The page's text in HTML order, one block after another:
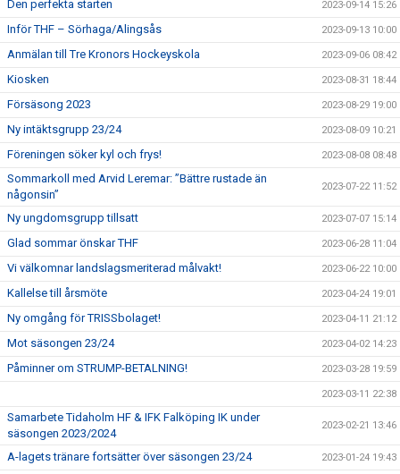
Den perfekta starten 2023-09-14 15:26
Inför THF – Sörhaga/Alingsås 2023-09-13 10:00
Anmälan till Tre Kronors Hockeyskola 2023-09-06 08:42
Kiosken 2023-08-31 18:44
Försäsong 2023 2023-08-29 19:00
Ny intäktsgrupp 23/24 2023-08-09 10:21
Föreningen söker kyl och frys! 2023-08-08 08:48
Sommarkoll med Arvid Leremar: ”Bättre rustade än
någonsin”
2023-07-22 11:52
Ny ungdomsgrupp tillsatt 2023-07-07 15:14
Glad sommar önskar THF 2023-06-28 11:04
Vi välkomnar landslagsmeriterad målvakt! 2023-06-22 10:00
Kallelse till årsmöte 2023-04-24 19:01
Ny omgång för TRISSbolaget! 2023-04-11 21:12
Mot säsongen 23/24 2023-04-02 14:23
Påminner om STRUMP-BETALNING! 2023-03-28 19:59
2023-03-11 22:38
Samarbete Tidaholm HF & IFK Falköping IK under
säsongen 2023/2024
2023-02-21 13:46
A-lagets tränare fortsätter över säsongen 23/24 2023-01-24 19:43